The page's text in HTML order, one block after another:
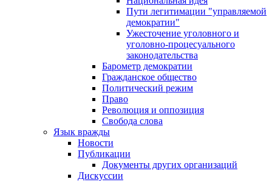
Пути легитимации "управляемой
демократии"
Ужесточение уголовного и
уголовно-процесуального
законодательства
Барометр демократии
Гражданское общество
Политический режим
Право
Революция и оппозиция
Свобода слова
Язык вражды
Новости
Публикации
Документы других организаций
Дискуссии